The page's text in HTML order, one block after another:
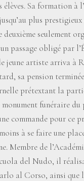
élèves. Sa formation à
plus prestigieux
deuxième seulement
passage obligé par
jeune artiste arriva à
sa pension
prétextant la
funéraire du
commande pour ce
à se faire une
Membre de
del Nudo, il
al Corso, ainsi que